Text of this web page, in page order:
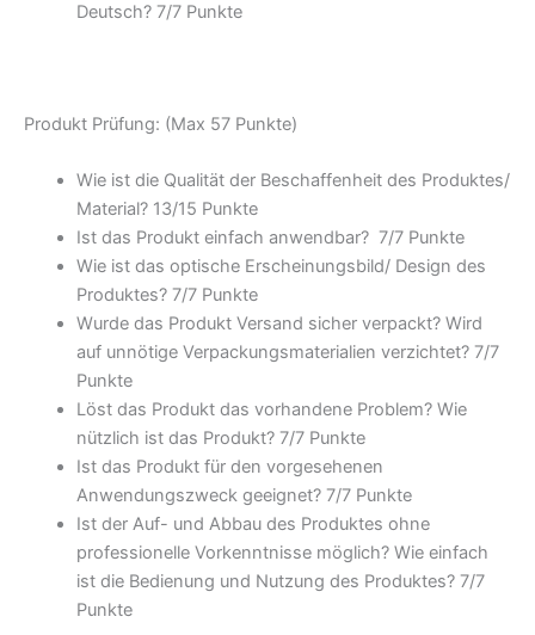
Deutsch? 7/7 Punkte
Produkt Prüfung: (Max 57 Punkte)
Wie ist die Qualität der Beschaffenheit des Produktes/
Material? 13/15 Punkte
Ist das Produkt einfach anwendbar? 7/7 Punkte
Wie ist das optische Erscheinungsbild/ Design des
Produktes? 7/7 Punkte
Wurde das Produkt Versand sicher verpackt? Wird
auf unnötige Verpackungsmaterialien verzichtet? 7/7
Punkte
Löst das Produkt das vorhandene Problem? Wie
nützlich ist das Produkt? 7/7 Punkte
Ist das Produkt für den vorgesehenen
Anwendungszweck geeignet? 7/7 Punkte
Ist der Auf- und Abbau des Produktes ohne
professionelle Vorkenntnisse möglich? Wie einfach
ist die Bedienung und Nutzung des Produktes? 7/7
Punkte